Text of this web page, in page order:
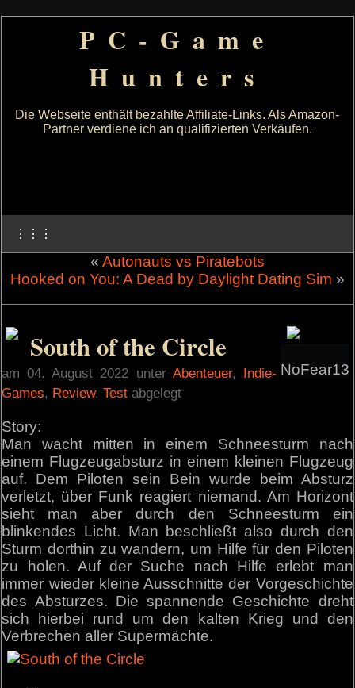
PC-Game
Hunters
Die Webseite enthält bezahlte Affiliate-Links. Als Amazon-
Partner verdiene ich an qualifizierten Verkäufen.
⋮⋮⋮
« Autonauts vs Piratebots
Hooked on You: A Dead by Daylight Dating Sim »
NoFear13
South of the Circle
am 04. August 2022 unter Abenteuer, Indie-
Games, Review,Test abgelegt
Story:
Man wacht mitten in einem Schneesturm nach
einem Flugzeugabsturz in einem kleinen Flugzeug
auf. Dem Piloten sein Bein wurde beim Absturz
verletzt, über Funk reagiert niemand. Am Horizont
sieht man aber durch den Schneesturm ein
blinkendes Licht. Man beschließt also durch den
Sturm dorthin zu wandern, um Hilfe für den Piloten
zu holen. Auf der Suche nach Hilfe erlebt man
immer wieder kleine Ausschnitte der Vorgeschichte
des Absturzes. Die spannende Geschichte dreht
sich hierbei rund um den kalten Krieg und den
Verbrechen aller Supermächte.